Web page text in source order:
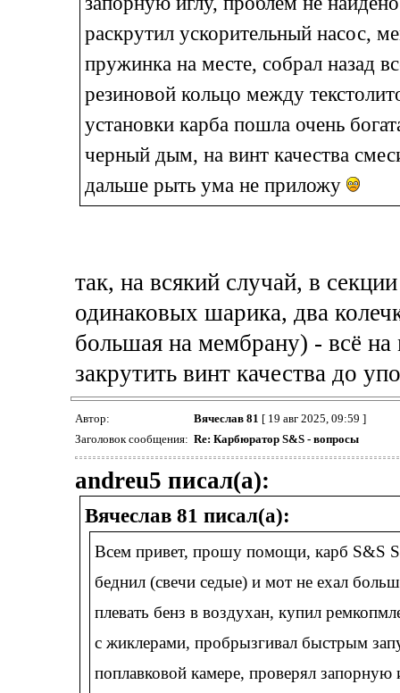
раскрутил ускорительный насос,
пружинка на месте, собрал назад
резиновой кольцо между
установки карба пошла очень
черный дым, на винт качества
дальше рыть ума не приложу
так, на всякий случай, в
одинаковых шарика, два
большая на мембрану) - всё на
закрутить винт качества до
Автор: Вячеслав 81 [ 19 авг 2025, 09:59 ]
Заголовок сообщения: Re: Карбюратор S&S - вопросы
andreu5 писал(а):
Вячеслав 81 писал(а):
Всем привет, прошу помощи, карб S&S
беднил (свечи седые) и мот не ехал
плевать бенз в воздухан, купил
с жиклерами, пробрызгивал быстрым
поплавковой камере, проверял